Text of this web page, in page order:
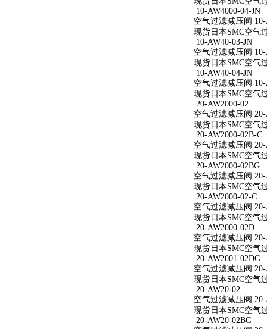
10-AW4000-04-JN
空气过滤减压阀 10-
现货日本SMC空气
10-AW40-03-JN
空气过滤减压阀 10-
现货日本SMC空气
10-AW40-04-JN
空气过滤减压阀 10-
现货日本SMC空气
20-AW2000-02
空气过滤减压阀 20-
现货日本SMC空气
20-AW2000-02B-C
空气过滤减压阀 20-
现货日本SMC空气
20-AW2000-02BG
空气过滤减压阀 20-
现货日本SMC空气
20-AW2000-02-C
空气过滤减压阀 20-
现货日本SMC空气
20-AW2000-02D
空气过滤减压阀 20-
现货日本SMC空气
20-AW2001-02DG
空气过滤减压阀 20-
现货日本SMC空气
20-AW20-02
空气过滤减压阀 20-
现货日本SMC空气
20-AW20-02BG